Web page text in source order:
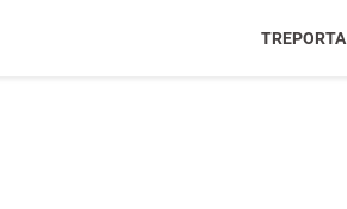
TREPORTA